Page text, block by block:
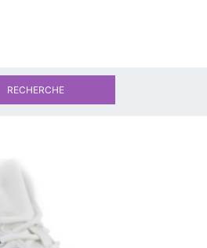
RECHERCHE